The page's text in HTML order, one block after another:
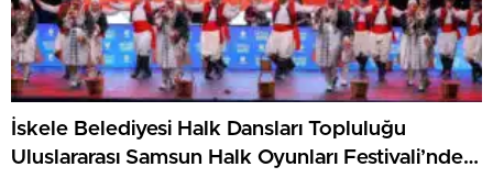
İskele Belediyesi Halk Dansları Topluluğu
Uluslararası Samsun Halk Oyunları Festivali’nde